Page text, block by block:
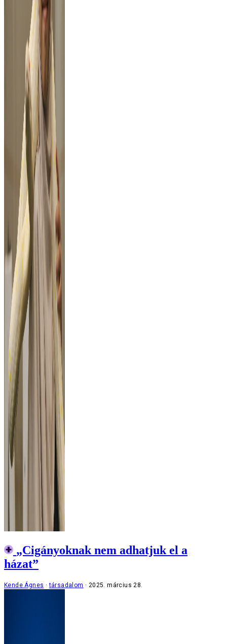
„Cigányoknak nem adhatjuk el a
házat”
Kende Ágnes társadalom 2025. március 28.